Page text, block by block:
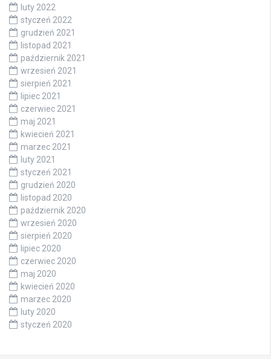
luty 2022
styczeń 2022
grudzień 2021
listopad 2021
październik 2021
wrzesień 2021
sierpień 2021
lipiec 2021
czerwiec 2021
maj 2021
kwiecień 2021
marzec 2021
luty 2021
styczeń 2021
grudzień 2020
listopad 2020
październik 2020
wrzesień 2020
sierpień 2020
lipiec 2020
czerwiec 2020
maj 2020
kwiecień 2020
marzec 2020
luty 2020
styczeń 2020